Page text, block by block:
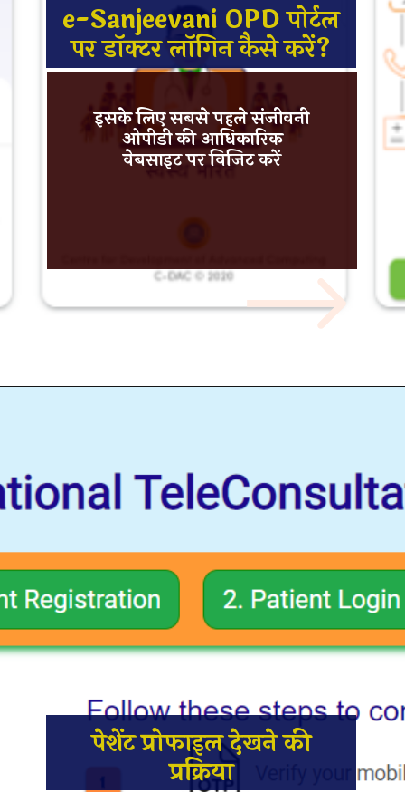
e-Sanjeevani OPD पोर्टल
पर डॉक्टर लॉगिन कैसे करें?
इसके लिए सबसे पहले संजीवनी
ओपीडी कीआधिकारिक
वेबसाइटपर विजिट करें
पेशेंट प्रोफाइल देखने की
प्रक्रिया